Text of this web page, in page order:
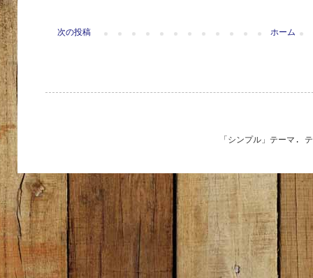
次の投稿 ホーム
「シンプル」テーマ.